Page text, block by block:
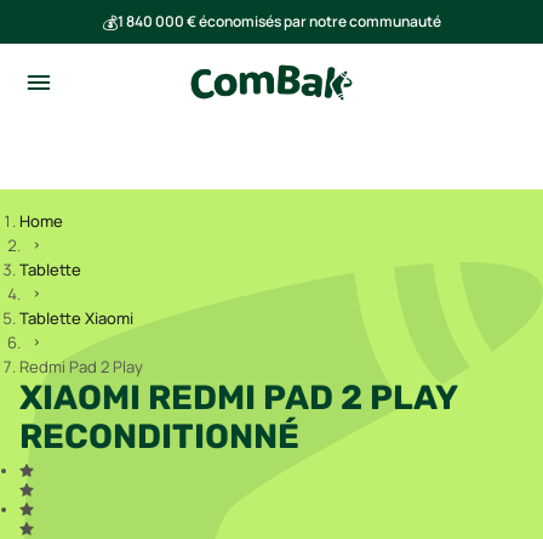
💰1 840 000 € économisés par notre communauté
Home
Tablette
Tablette Xiaomi
Redmi Pad 2 Play
XIAOMI REDMI PAD 2 PLAY
RECONDITIONNÉ